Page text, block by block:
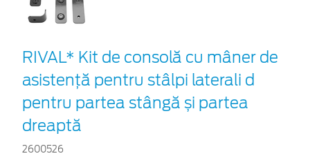
RIVAL* Kit de consolă cu mâner de
asistență pentru stâlpi laterali d
pentru partea stângă și partea
dreaptă
2600526